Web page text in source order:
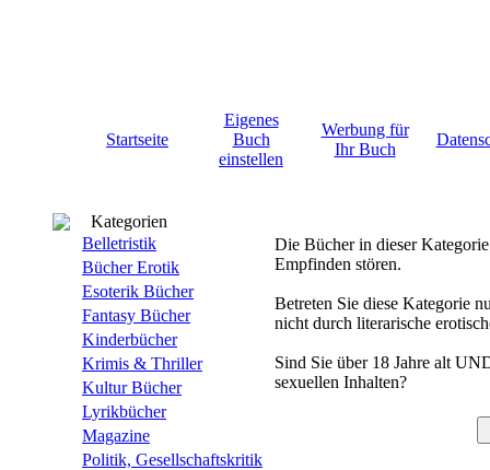
Startseite
Eigenes
Buch
einstellen
Werbung für
Ihr Buch
Kategorien
Belletristik
Bücher Erotik
Esoterik Bücher
Fantasy Bücher
Kinderbücher
Krimis & Thriller
Kultur Bücher
Lyrikbücher
Magazine
Politik, Gesellschaftskritik
Die Bücher in dieser
Empfinden stören.
Betreten Sie diese Kategorie
nicht durch literarische
Sind Sie über 18 Jahre alt
sexuellen Inhalten?